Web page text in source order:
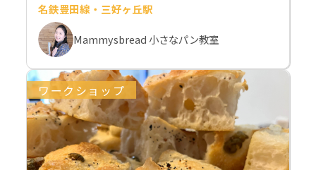
名鉄豊田線・三好ヶ丘駅
Mammysbread 小さなパン教室
ワークショップ